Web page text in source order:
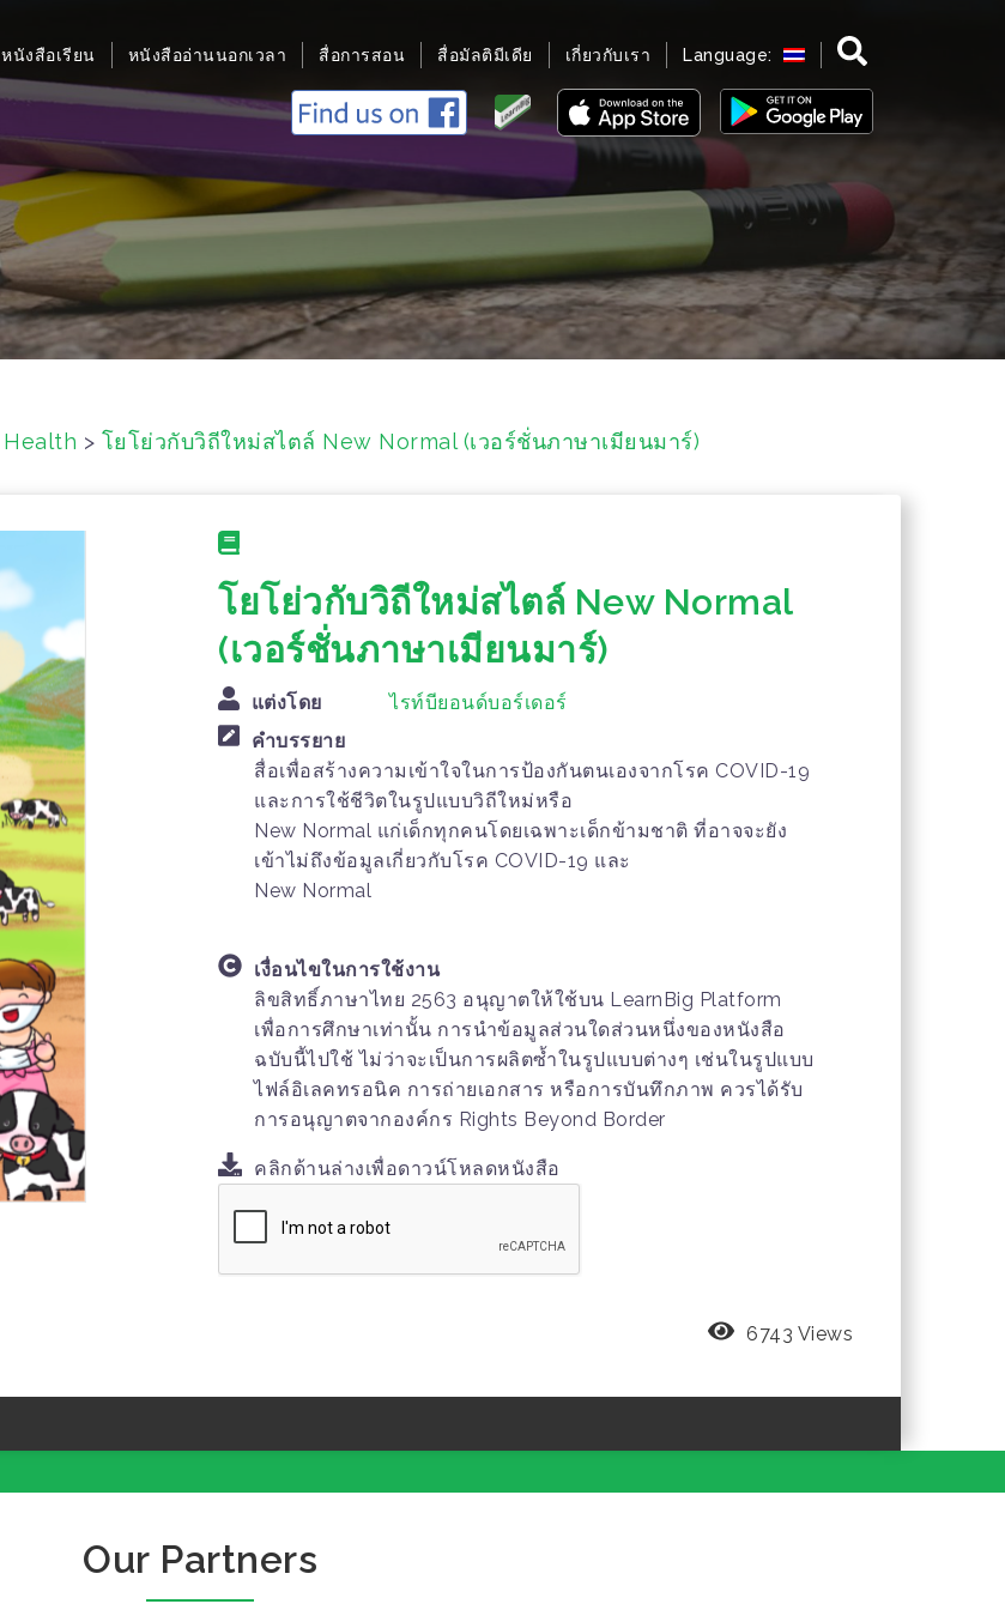
หนังสือเรียน หนังสืออ่านนอกเวลา สื่อการสอน สื่อมัลติมีเดีย เกี่ยวกับเรา Language:
Health > โยโย่วกับวิถีใหม่สไตล์ New Normal (เวอร์ชั่นภาษาเมียนมาร์)
โยโย่วกับวิถีใหม่สไตล์ New Normal
(เวอร์ชั่นภาษาเมียนมาร์)
แต่งโดย
ไรท์บียอนด์บอร์เดอร์
คำบรรยาย
สื่อเพื่อสร้างความเข้าใจในการป้องกันตนเองจากโรค COVID-19
และการใช้ชีวิตในรูปแบบวิถีใหม่หรือ
New Normal แก่เด็กทุกคนโดยเฉพาะเด็กข้ามชาติ ที่อาจจะยัง
เข้าไม่ถึงข้อมูลเกี่ยวกับโรค COVID-19 และ
New Normal
เงื่อนไขในการใช้งาน
ลิขสิทธิ์ภาษาไทย 2563 อนุญาตให้ใช้บน LearnBig Platform
เพื่อการศึกษาเท่านั้น การนำข้อมูลส่วนใดส่วนหนึ่งของหนังสือ
ฉบับนี้ไปใช้ ไม่ว่าจะเป็นการผลิตซ้ำในรูปแบบต่างๆ เช่นในรูปแบบ
ไฟล์อิเลคทรอนิค การถ่ายเอกสาร หรือการบันทึกภาพ ควรได้รับ
การอนุญาตจากองค์กร Rights Beyond Border
คลิกด้านล่างเพื่อดาวน์โหลดหนังสือ
6743 Views
Our Partners